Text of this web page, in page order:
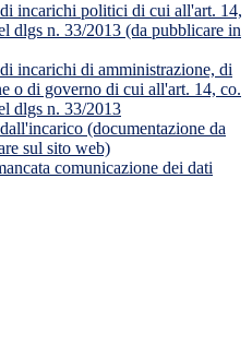
incarichi politici di cui all'art. 14,
dlgs n. 33/2013 (da pubblicare in
incarichi di amministrazione, di
o di governo di cui all'art. 14, co.
dlgs n. 33/2013
(documentazione da
sul sito web)
comunicazione dei dati